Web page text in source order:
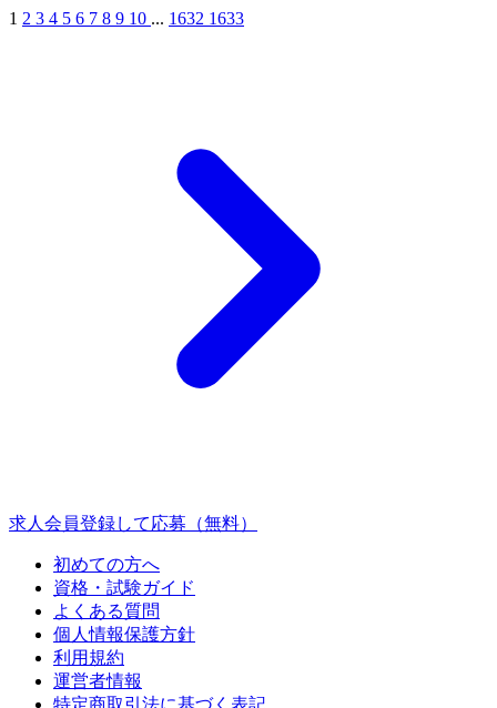
1 2 3 4 5 6 7 8 9 10 ... 1632 1633
求人会員登録して応募（無料）
初めての方へ
資格・試験ガイド
よくある質問
個人情報保護方針
利用規約
運営者情報